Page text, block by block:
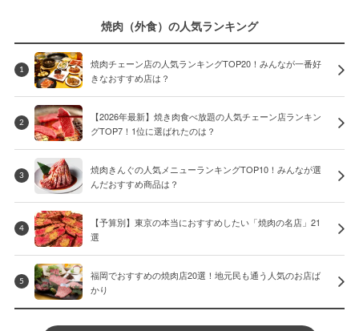
焼肉（外食）の人気ランキング
1
焼肉チェーン店の人気ランキングTOP20！みんなが一番好
きなおすすめ店は？
2
【2026年最新】焼き肉食べ放題の人気チェーン店ランキン
グTOP7！1位に選ばれたのは？
3
焼肉きんぐの人気メニューランキングTOP10！みんなが選
んだおすすめ商品は？
4
【予算別】東京の本当におすすめしたい「焼肉の名店」21
選
5
福岡でおすすめの焼肉店20選！地元民も通う人気のお店ば
かり